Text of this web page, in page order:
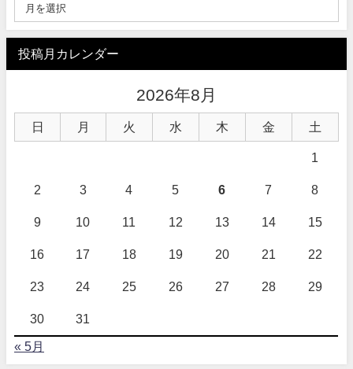
投稿月カレンダー
2026年8月
日 月 火 水 木 金 土
1
2 3 4 5 6 7 8
9 10 11 12 13 14 15
16 17 18 19 20 21 22
23 24 25 26 27 28 29
30 31
« 5月